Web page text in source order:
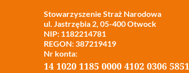
Stowarzyszenie Straż Narodowa
ul. Jastrzębia 2, 05-400 Otwock
NIP: 1182214781
REGON: 387219419
Nr konta:
14 1020 1185 0000 4102 0306 5851